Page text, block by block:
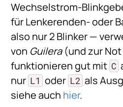
Wechselstrom-
für Lenkerenden- oder
also nur 2 Blinker —
von Guilera(und zur Not
funktionieren gut mit C
nur L1 oder L2 als
siehe auch hier.